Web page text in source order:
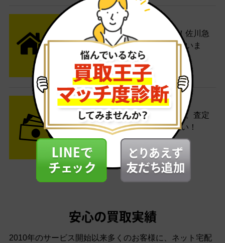
STEP2 発送
送料無料でご自宅から発送！佐川急
便がご自宅まで引き取りに伺いま
す。
STEP3 ご入金
査定結果はメールでお知らせ。査定
結果がOKなら金額をお支払い！
安心の買取実績
2010年のサービス開始以来多くのお客様に、 ネット宅配